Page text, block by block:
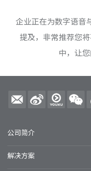
企业正在为数字语音
提及，非常推荐您
中，让
公司简介
解决方案